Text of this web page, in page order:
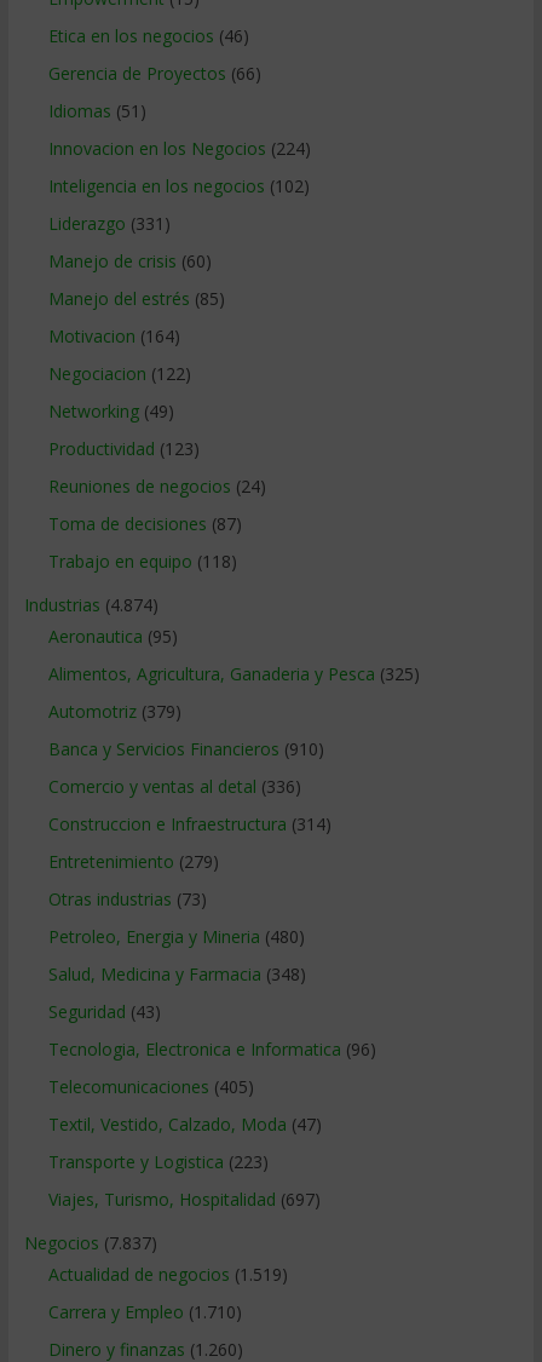
Etica en los negocios (46)
Gerencia de Proyectos (66)
Idiomas (51)
Innovacion en los Negocios (224)
Inteligencia en los negocios (102)
Liderazgo (331)
Manejo de crisis (60)
Manejo del estrés (85)
Motivacion (164)
Negociacion (122)
Networking(49)
Productividad (123)
Reuniones de negocios (24)
Toma de decisiones (87)
Trabajo en equipo (118)
Industrias (4.874)
Aeronautica (95)
Alimentos, Agricultura, Ganaderia y Pesca (325)
Automotriz(379)
Banca y Servicios Financieros (910)
Comercio y ventas al detal (336)
Construccion e Infraestructura (314)
Entretenimiento (279)
Otras industrias (73)
Petroleo, Energia y Mineria (480)
Salud, Medicina y Farmacia (348)
Seguridad (43)
Tecnologia, Electronica e Informatica (96)
Telecomunicaciones (405)
Textil, Vestido, Calzado, Moda (47)
Transporte y Logistica (223)
Viajes, Turismo, Hospitalidad (697)
Negocios (7.837)
Actualidad de negocios (1.519)
Carrera y Empleo (1.710)
Dinero y finanzas (1.260)